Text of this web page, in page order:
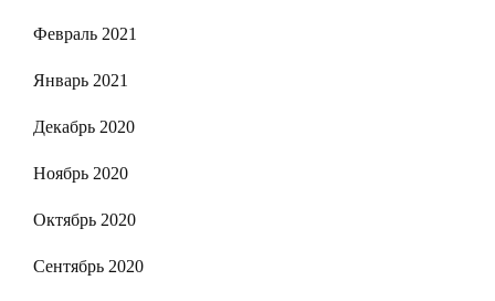
Февраль 2021
Январь 2021
Декабрь 2020
Ноябрь 2020
Октябрь 2020
Сентябрь 2020